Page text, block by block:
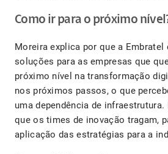
Como ir para o próximo
Moreira explica por que a Embratel
soluções para as empresas que
próximo nível na transformação
nos próximos passos, o que
uma dependência de
que os times de inovação tragam,
aplicação das estratégias para a